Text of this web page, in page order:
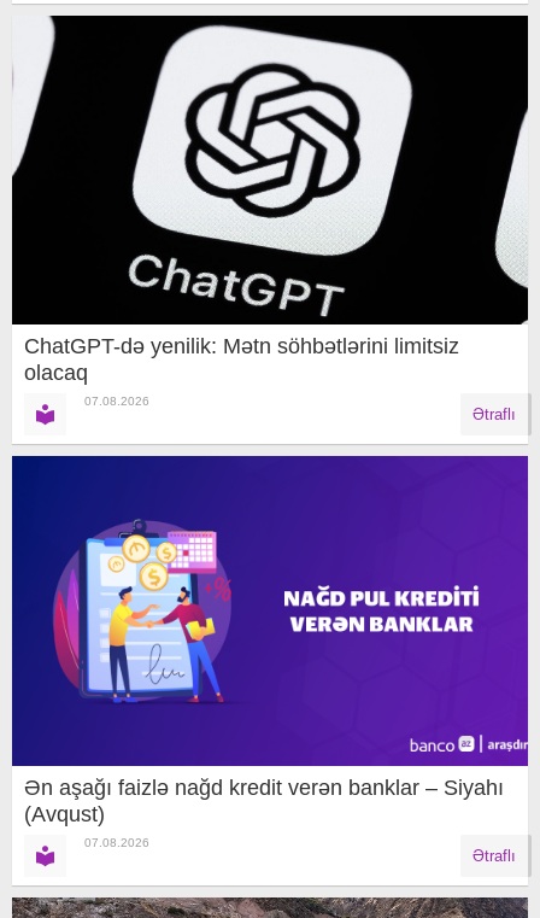
ChatGPT-də yenilik: Mətn söhbətlərini limitsiz
olacaq
07.08.2026
Ətraflı
Ən aşağı faizlə nağd kredit verən banklar – Siyahı
(Avqust)
07.08.2026
Ətraflı